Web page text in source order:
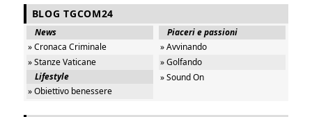
BLOG TGCOM24
News
» Cronaca Criminale
» Stanze Vaticane
Lifestyle
» Obiettivo benessere
Piaceri e passioni
» Avvinando
» Golfando
» Sound On